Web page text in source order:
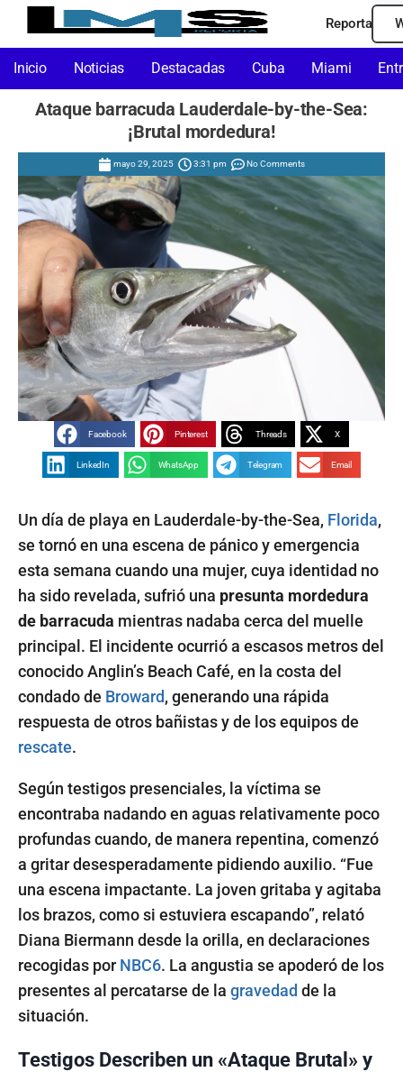
Reporta
Inicio Noticias Destacadas Cuba Miami
Ataque barracuda Lauderdale-by-the-Sea:
¡Brutal mordedura!
mayo 29, 2025 3:31 pm No Comments
Facebook Pinterest Threads X
LinkedIn WhatsApp Telegram Email
Un día de playa en Lauderdale-by-the-Sea, Florida,
se tornó en una escena de pánico y emergencia
esta semana cuando una mujer, cuya identidad no
ha sido revelada, sufrió una presunta mordedura
de barracuda mientras nadaba cerca del muelle
principal. El incidente ocurrió a escasos metros del
conocido Anglin’s Beach Café, en la costa del
condado de Broward, generando una rápida
respuesta de otros bañistas y de los equipos de
rescate.
Según testigos presenciales, la víctima se
encontraba nadando en aguas relativamente poco
profundas cuando, de manera repentina, comenzó
a gritar desesperadamente pidiendo auxilio. “Fue
una escena impactante. La joven gritaba y agitaba
los brazos, como si estuviera escapando”, relató
Diana Biermann desde la orilla, en declaraciones
recogidas porNBC6. La angustia se apoderó de los
presentes al percatarse de la gravedad de la
situación.
Testigos Describen un «Ataque Brutal» y